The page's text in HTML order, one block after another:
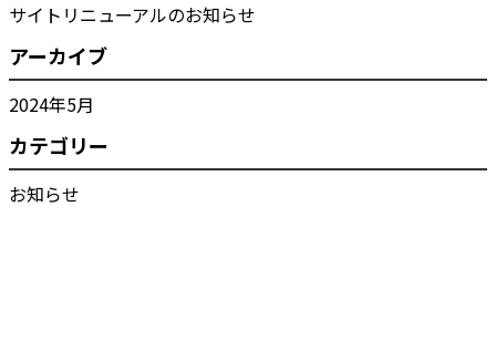
サイトリニューアルのお知らせ
アーカイブ
2024年5月
カテゴリー
お知らせ